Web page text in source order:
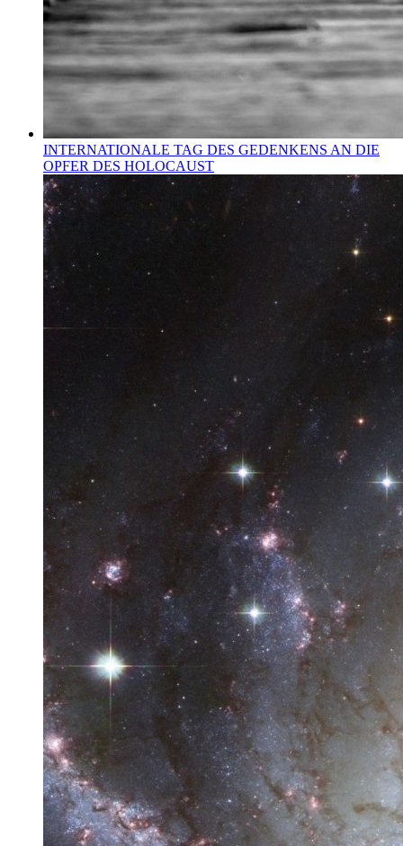
INTERNATIONALE TAG DES GEDENKENS AN DIE
OPFER DES HOLOCAUST